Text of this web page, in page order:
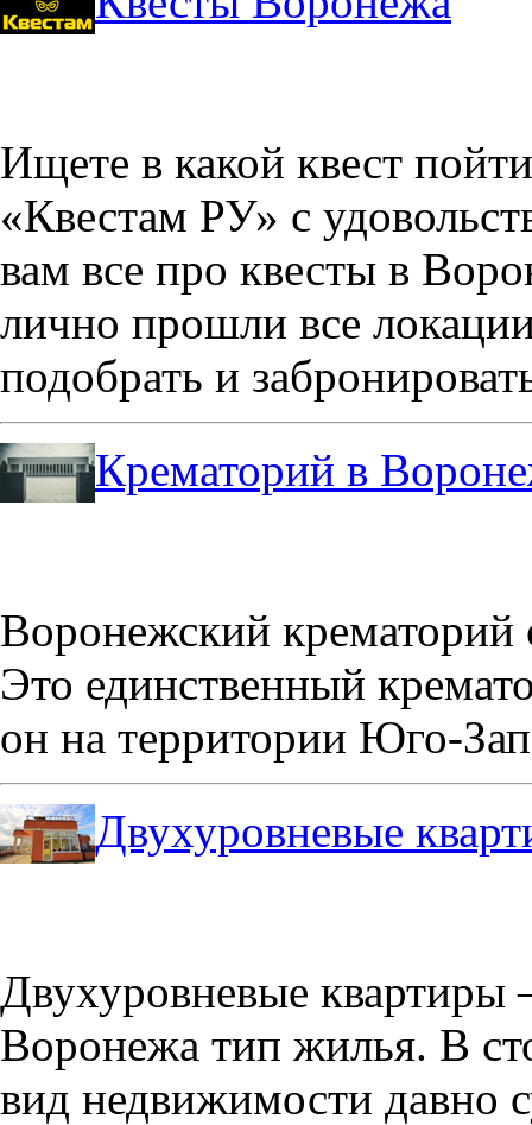
Ищете в какой квест
«Квестам РУ» с
вам все про квесты в
лично прошли все
подобрать и
Крематорий в
Воронежский крематорий
Это единственный
он на территории Юго-
Двухуровневые
Двухуровневые квартиры
Воронежа тип жилья. В
вид недвижимости давно